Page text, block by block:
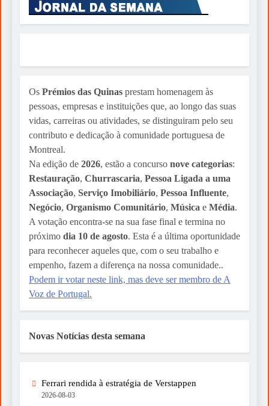
prevalece?
Os Prémios das Quinas prestam homenagem às
pessoas, empresas e instituições que, ao longo das suas
vidas, carreiras ou atividades, se distinguiram pelo seu
contributo e dedicação à comunidade portuguesa de
Montreal.
Na edição de 2026, estão a concurso nove categorias:
Restauração, Churrascaria, Pessoa Ligada a uma
Associação, Serviço Imobiliário, Pessoa Influente,
Negócio, Organismo Comunitário, Música e Média.
A votação encontra-se na sua fase final e termina no
próximo dia 10 de agosto. Esta é a última oportunidade
para reconhecer aqueles que, com o seu trabalho e
empenho, fazem a diferença na nossa comunidade..
Podem ir votar neste link, mas deve ser membro de A
Voz de Portugal.
Novas Notícias desta semana
Ferrari rendida à estratégia de Verstappen
2026-08-03